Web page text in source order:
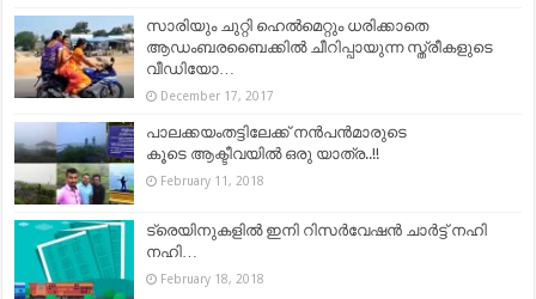
സാരിയും ചുറ്റി ഹെല്‍മെറ്റും ധരിക്കാതെ
ആഡംബരബൈക്കില്‍ ചീറിപ്പായുന്ന സ്ത്രീകളുടെ
വീഡിയോ…
December 17, 2017
പാലക്കയംതട്ടിലേക്ക് നൻപൻമാരുടെ
കൂടെ ആക്ടീവയിൽ ഒരു യാത്ര..!!
February 11, 2018
ട്രെയിനുകളില്‍ ഇനി റിസർവേഷൻ ചാർട്ട് നഹി
നഹി…
February 18, 2018